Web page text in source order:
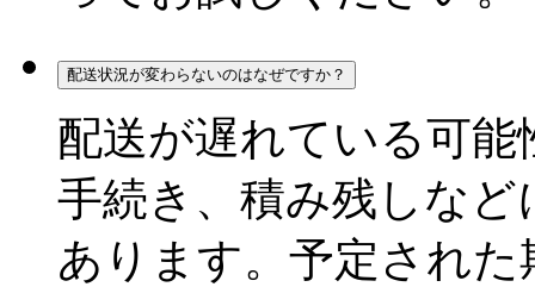
配送状況が変わらないのはなぜですか？
配送が遅れている可
手続き、積み残しな
あります。予定され